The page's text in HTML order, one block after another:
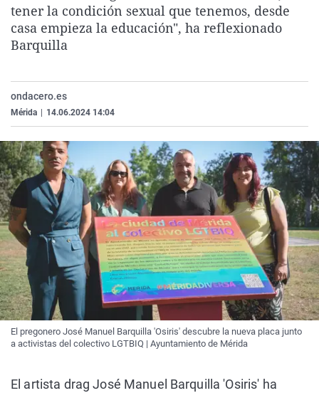
La rosa de los vientos
Gente viajera
Caso
Retornados
Operación Viuda
Extremadura
Galicia
Navarra
Virales
Televisión
tener la condición sexual que tenemos, desde
casa empieza la educación", ha reflexionado
Barquilla
ondacero.es
Mérida 14.06.2024 14:04
El pregonero José Manuel Barquilla 'Osiris' descubre la nueva placa junto
a activistas del colectivo LGTBIQ | Ayuntamiento de Mérida
El artista drag José Manuel Barquilla 'Osiris' ha